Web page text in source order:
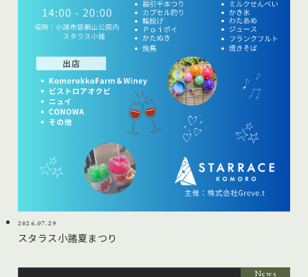
2026.07.29
スタラス小諸夏まつり
News